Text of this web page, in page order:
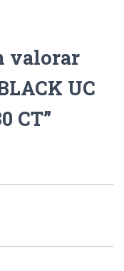
valorar
UC
CT”